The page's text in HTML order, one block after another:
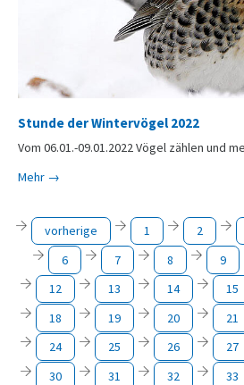
Stunde der Wintervögel 2022
Vom 06.01.-09.01.2022 Vögel zählen und
Mehr →
vorherige 1 2
6
7 8 9
12
13 14 15
18
19 20 21
24
25 26 27
30
31 32 33